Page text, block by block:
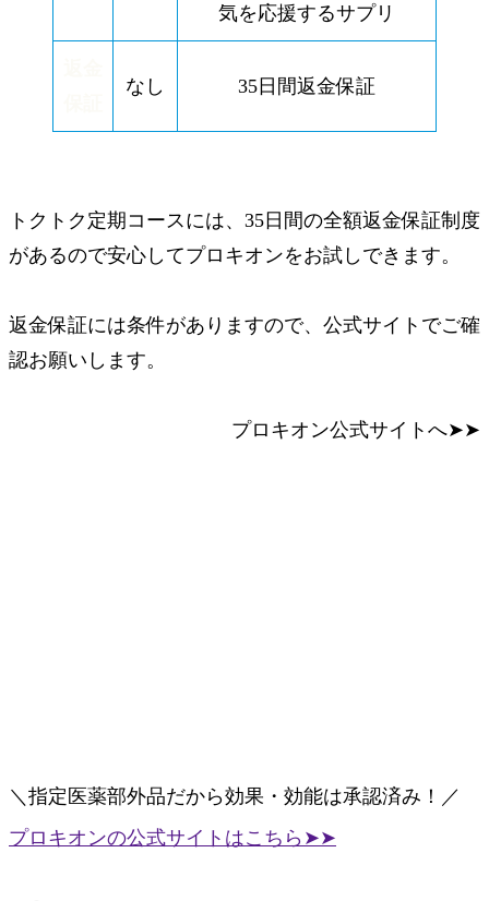
気を応援するサプリ
なし 35日間返金保証
トクトク定期コースには、35日間の全額返金保証制度
があるので安心してプロキオンをお試しできます。
返金保証には条件がありますので、公式サイトでご確
認お願いします。
プロキオン公式サイトへ➤➤
＼指定医薬部外品だから効果・効能は承認済み！／
プロキオンの公式サイトはこちら➤➤